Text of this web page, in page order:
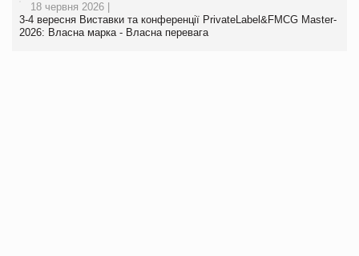
18 червня 2026 |
3-4 вересня Виставки та конференції PrivateLabel&FMCG Master-
2026: Власна марка - Власна перевага